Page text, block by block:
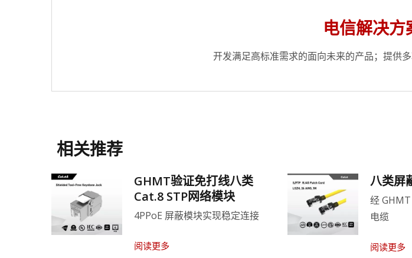
电信解决
开发满足高标准需求的面向未来的产品；提供
相关推荐
GHMT验证免打线八类
Cat.8 STP网络模块
4PPoE 屏蔽模块实现稳定连接
阅读更多
八类屏
经
电缆
阅读更多
高质量是我们的
确保货物的质量和安
以紧跟趋势。规范并
阅读更多